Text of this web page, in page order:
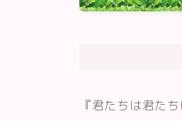
『君たちは君た